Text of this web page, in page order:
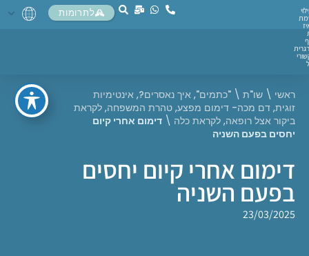
לתרומות
ראשי \ שו"ת \ "כתמים", איך נאסרים?, אינטימיות
זוגית, דם מכה- דימום מפצע, טהרת המשפחה, לקראת
ביקור אצל רופאה, לקראת כלה \ דימום אחרי קיום
יחסים בפעם השניה
דימום אחרי קיום יחסים
בפעם השניה
23/03/2025